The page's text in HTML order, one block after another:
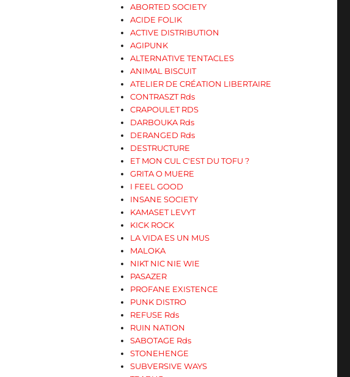
ABORTED SOCIETY
ACIDE FOLIK
ACTIVE DISTRIBUTION
AGIPUNK
ALTERNATIVE TENTACLES
ANIMAL BISCUIT
ATELIER DE CRÉATION LIBERTAIRE
CONTRASZT Rds
CRAPOULET RDS
DARBOUKA Rds
DERANGED Rds
DESTRUCTURE
ET MON CUL C'EST DU TOFU ?
GRITA O MUERE
I FEEL GOOD
INSANE SOCIETY
KAMASET LEVYT
KICK ROCK
LA VIDA ES UN MUS
MALOKA
NIKT NIC NIE WIE
PASAZER
PROFANE EXISTENCE
PUNK DISTRO
REFUSE Rds
RUIN NATION
SABOTAGE Rds
STONEHENGE
SUBVERSIVE WAYS